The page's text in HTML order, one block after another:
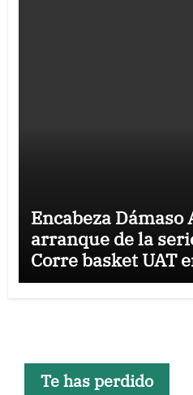
Encabeza Dámaso
arranque de la
Corre basket UAT
Te has perdido